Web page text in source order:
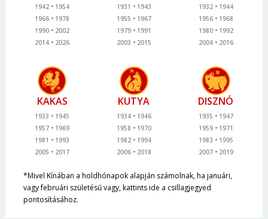
1942
1954
1966
1978
1990
2002
2014
2026
1931
1943
1955
1967
1979
1991
2003
2015
1932
1944
1956
1968
1980
1992
2004
2016
KAKAS
1933
1945
1957
1969
1981
1993
2005
2017
KUTYA
1934
1946
1958
1970
1982
1994
2006
2018
DISZNÓ
1935
1947
1959
1971
1983
1995
2007
2019
*Mivel Kínában a holdhónapok alapján számolnak, ha januári,
vagy februári születésű vagy, kattints ide a csillagjegyed
pontosításához.